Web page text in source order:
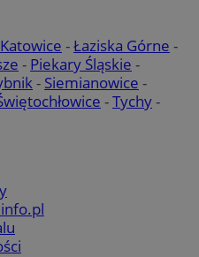
Katowice -Łaziska Górne -
- Piekary Śląskie -
- Siemianowice -
-Tychy-